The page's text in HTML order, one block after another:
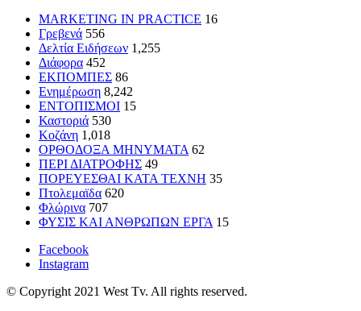
MARKETING IN PRACTICE 16
Γρεβενά 556
Δελτία Ειδήσεων 1,255
Διάφορα 452
ΕΚΠΟΜΠΕΣ 86
Ενημέρωση 8,242
ΕΝΤΟΠΙΣΜΟΙ 15
Καστοριά 530
Κοζάνη 1,018
ΟΡΘΟΔΟΞΑ ΜΗΝΥΜΑΤΑ 62
ΠΕΡΙ ΔΙΑΤΡΟΦΗΣ 49
ΠΟΡΕΥΕΣΘΑΙ ΚΑΤΑ ΤΕΧΝΗ 35
Πτολεμαϊδα 620
Φλώρινα 707
ΦΥΣΙΣ ΚΑΙ ΑΝΘΡΩΠΩΝ ΕΡΓΑ 15
Facebook
Instagram
© Copyright 2021 West Tv. All rights reserved.